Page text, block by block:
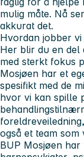
mulig måte. Nå
akkurat det.
Hvordan jobber vi
Her blir du en del
med sterkt fokus
Mosjøen har et
spesifikt med de
hvor vi kan spille
også et team
BUP Mosjøen har